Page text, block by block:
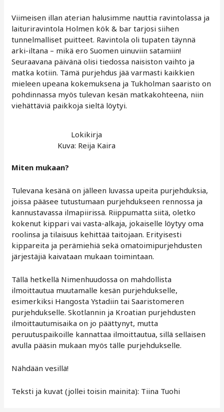
Viimeisen illan aterian halusimme nauttia ravintolassa ja
laituriravintola Holmen kök & bar tarjosi siihen
tunnelmalliset puitteet. Ravintola oli tupaten täynnä
arki-iltana – mikä ero Suomen uinuviin satamiin!
Seuraavana päivänä olisi tiedossa naisiston vaihto ja
matka kotiin. Tämä purjehdus jää varmasti kaikkien
mieleen upeana kokemuksena ja Tukholman saaristo on
pohdinnassa myös tulevan kesän matkakohteena, niin
viehättäviä paikkoja sieltä löytyi.
Lokikirja
Kuva: Reija Kaira
Miten mukaan?
Tulevana kesänä on jälleen luvassa upeita purjehduksia,
joissa pääsee tutustumaan purjehdukseen rennossa ja
kannustavassa ilmapiirissä. Riippumatta siitä, oletko
kokenut kippari vai vasta-alkaja, jokaiselle löytyy oma
roolinsa ja tilaisuus kehittää taitojaan. Erityisesti
kippareita ja perämiehiä sekä omatoimipurjehdusten
järjestäjiä kaivataan mukaan toimintaan.
Tällä hetkellä Nimenhuudossa on mahdollista
ilmoittautua muutamalle kesän purjehdukselle,
esimerkiksi Hangosta Ystadiin tai Saaristomeren
purjehdukselle. Skotlannin ja Kroatian purjehdusten
ilmoittautumisaika on jo päättynyt, mutta
peruutuspaikoille kannattaa ilmoittautua, sillä sellaisen
avulla pääsin mukaan myös tälle purjehdukselle.
Nähdään vesillä!
Teksti ja kuvat (jollei toisin mainita): Tiina Tuohi